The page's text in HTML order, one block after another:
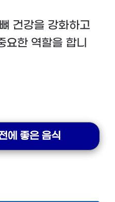
건강을 강화하고
요한 역할을 합니
에 좋은 음식